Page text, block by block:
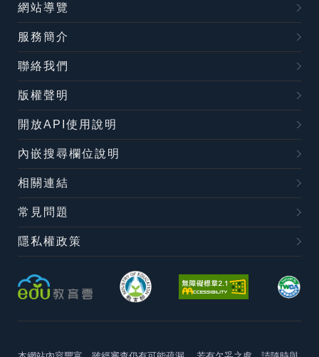
網站導覽
服務簡介
聯絡我們
版權聲明
開放API使用說明
內嵌搜尋欄位說明
相關連結
常見問題
隱私權政策